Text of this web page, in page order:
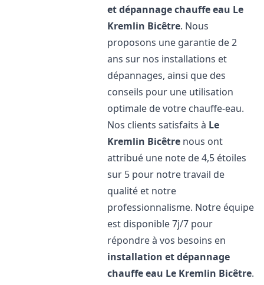
et dépannage chauffe eau Le
Kremlin Bicêtre. Nous
proposons une garantie de 2
ans sur nos installations et
dépannages, ainsi que des
conseils pour une utilisation
optimale de votre chauffe-eau.
Nos clients satisfaits à Le
Kremlin Bicêtre nous ont
attribué une note de 4,5 étoiles
sur 5 pour notre travail de
qualité et notre
professionnalisme. Notre équipe
est disponible 7j/7 pour
répondre à vos besoins en
installation et dépannage
chauffe eau Le Kremlin Bicêtre.